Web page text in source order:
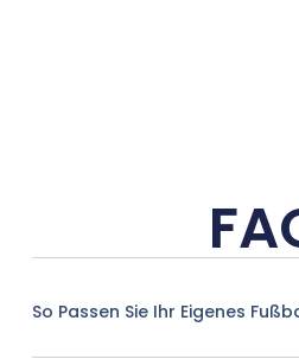
So Passen Sie Ihr Eigenes